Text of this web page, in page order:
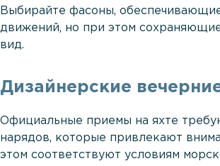
Выбирайте фасоны,
движений, но при этом
вид.
Дизайнерские
Официальные приемы на яхте
нарядов, которые привлекают
этом соответствуют условиям